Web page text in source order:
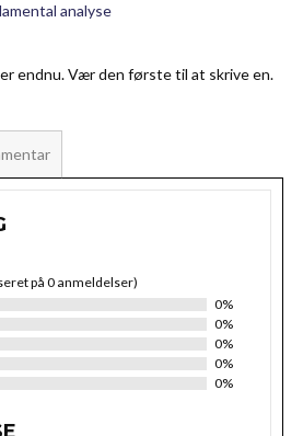
analyse
endnu. Vær den første til at skrive en.
på 0 anmeldelser)
0%
0%
0%
0%
0%